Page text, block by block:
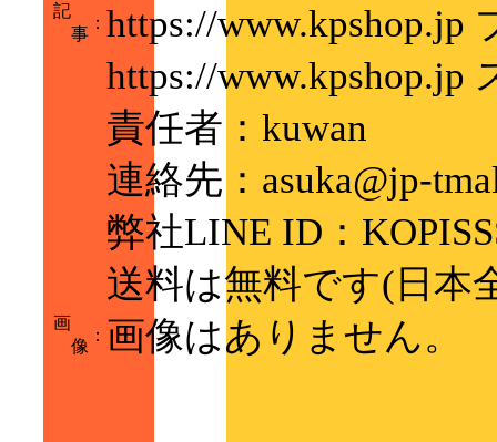
記
事
： https://www.kpshop.jp
https://www.kpshop.jp
責任者：kuwan
連絡先：asuka@jp-
弊社LINE ID：
送料は無料です(日本
画
像
： 画像はありません。